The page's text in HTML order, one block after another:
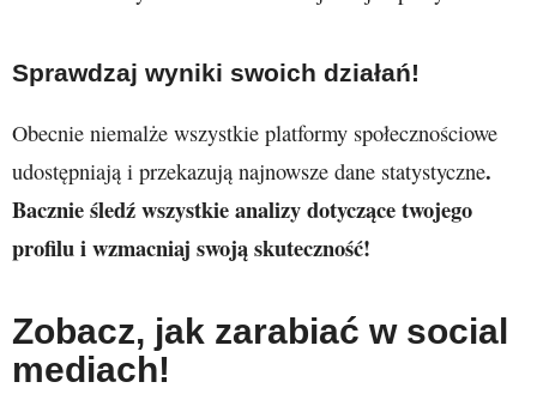
Sprawdzaj wyniki swoich działań!
Obecnie niemalże wszystkie platformy społecznościowe
udostępniają i przekazują najnowsze dane statystyczne.
Bacznie śledź wszystkie analizy dotyczące twojego
profilu i wzmacniaj swoją skuteczność!
Zobacz, jak zarabiać w social
mediach!